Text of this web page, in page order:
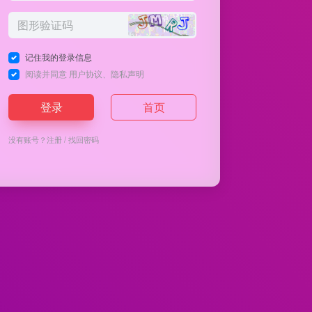
记住我的登录信息
阅读并同意 用户协议 隐私声明
登录 首页
没有账号？注册/找回密码